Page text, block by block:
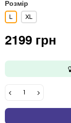
Розмір
L XL
2199 грн